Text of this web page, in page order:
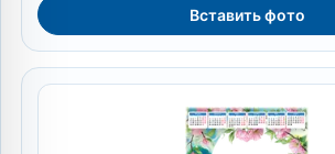
Вставить фото